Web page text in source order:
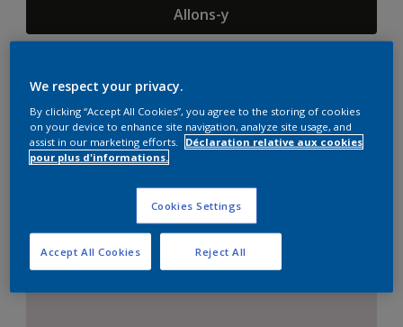
Allons-y
Suggestions d'Harmonies
We respect your privacy.
By clicking “Accept All Cookies”, you agree to the storing of cookies
on your device to enhance site navigation, analyze site usage, and
assist in our marketing efforts.
Déclaration relative aux cookies
pour plus d'informations.
Cookies Settings
Reject All
Accept All Cookies